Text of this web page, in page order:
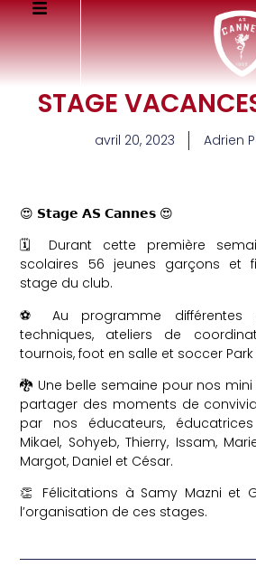
STAGE
avril 20, 2023 Adrien
😍 𝗦𝘁𝗮𝗴𝗲 𝗔𝗦 𝗖𝗮𝗻𝗻𝗲𝘀 😍
🗓️ Durant cette première
scolaires 56 jeunes garçons et
stage du club.
⚽️ Au programme différentes
techniques, ateliers de
tournois, foot en salle et soccer Park
🐉 Une belle semaine pour nos
partager des moments de
par nos éducateurs,
Mikael, Sohyeb, Thierry, Issam,
Margot, Daniel et César.
👏 Félicitations à Samy Mazni et
l’organisation de ces stages.